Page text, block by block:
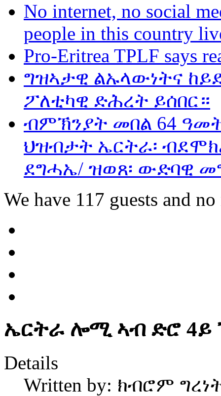
No internet, no social
people in this country
Pro-Eritrea TPLF says
ግዝኣታዊ ልኡላውነትና
ፖለቲካዊ ድሕረት ይሰበር።
ብምኽንያት መበል 64
ህዝብታት ኤርትራ፡
ደግሓኤ/ ዝወጸ፡ ውድባዊ
We have 117 guests and
ኤርትራ ሎሚ ኣብ ድሮ 4ይ
Details
Written by: ክብሮም